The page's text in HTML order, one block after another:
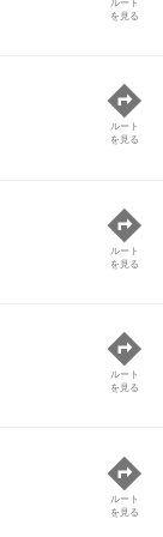
を見る
ルート
を見る
ルート
を見る
ルート
を見る
ルート
を見る